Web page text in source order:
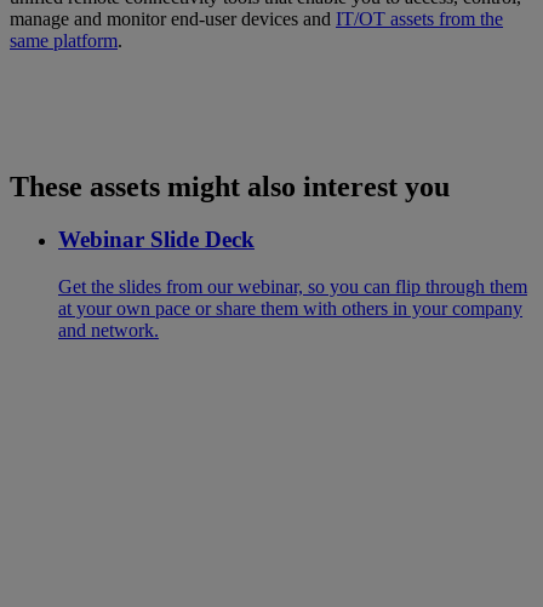
manage and monitor end-user devices and IT/OT assets from the
same platform.
These assets might also interest you
Webinar Slide Deck
Get the slides from our webinar, so you can flip through them
at your own pace or share them with others in your company
and network.